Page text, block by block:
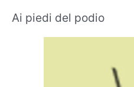
Ai piedi del podio